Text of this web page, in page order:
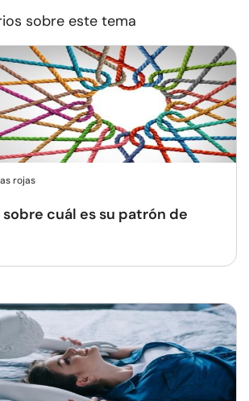
sobre este tema
rojas
cuál es su patrón de